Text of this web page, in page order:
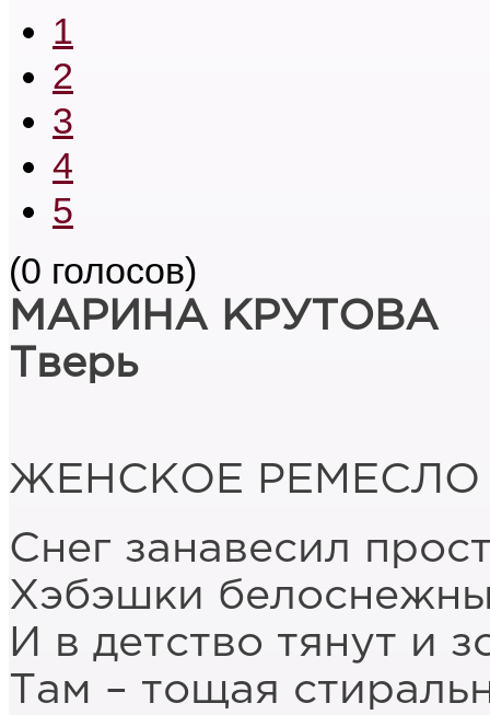
1
2
3
4
5
(0 голосов)
МАРИНА КРУТОВА
Тверь
ЖЕНСКОЕ РЕМЕСЛО
Снег занавесил
Хэбэшки
И в детство тянут и
Там – тощая